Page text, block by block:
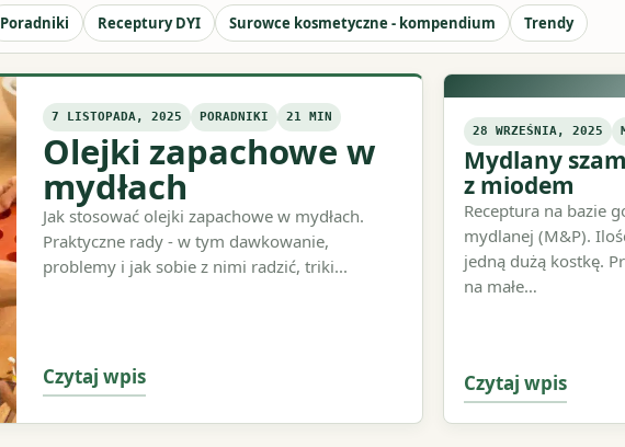
Poradniki Receptury DYI Surowce kosmetyczne - kompendium Trendy
7 LISTOPADA, 2025 PORADNIKI 21 MIN
Olejki zapachowe w
mydłach
Jak stosować olejki zapachowe w mydłach.
Praktyczne rady - w tym dawkowanie,
problemy i jak sobie z nimi radzić, triki...
Czytaj wpis
28 WRZEŚNIA, 2025
Mydlany
z miodem
Receptura na bazie
mydlanej (M&P).
jedną dużą kostkę.
na małe…
Czytaj wpis